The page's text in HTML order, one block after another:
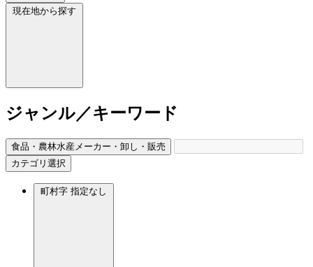
現在地から探す
ジャンル／キーワード
食品・農林水産メーカー・卸し・販売
カテゴリ選択
町村字 指定なし